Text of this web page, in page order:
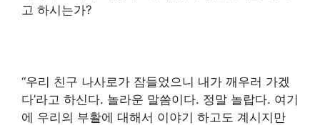
고 하시는가?
“우리 친구 나사로가 잠들었으니 내가 깨우러 가겠
다’라고 하신다. 놀라운 말씀이다. 정말 놀랍다. 여기
에 우리의 부활에 대해서 이야기 하고도 계시지만